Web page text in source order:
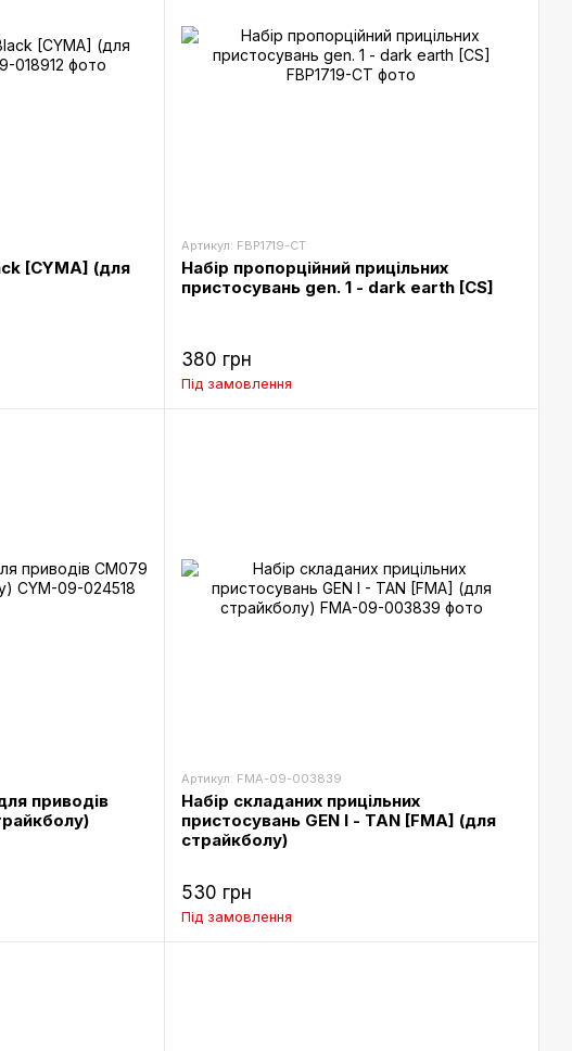
[CYMA] (для
Артикул: FBP1719-CT
Набір пропорційний прицільних
пристосувань gen. 1 - dark earth [CS]
380 грн
Під замовлення
приводів
Артикул: FMA-09-003839
Набір складаних прицільних
пристосувань GEN I - TAN [FMA] (для
страйкболу)
530 грн
Під замовлення